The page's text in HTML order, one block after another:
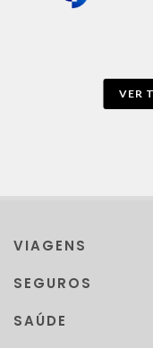
VER
VIAGENS
SEGUROS
SAÚDE